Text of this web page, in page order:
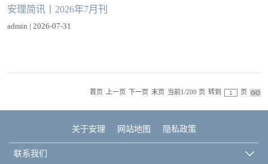
安理简讯丨2026年7月刊
admin | 2026-07-31
首页 上一页 下一页 末页 当前1/200 页 转到 页
关于安理 网站地图 隐私政策
联系我们